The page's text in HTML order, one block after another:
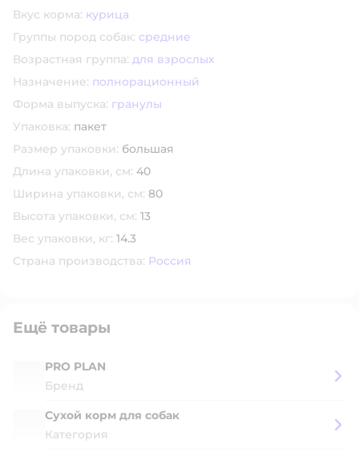
Вкус корма: курица
Группы пород собак: средние
Возрастная группа: для взрослых
Назначение: полнорационный
Форма выпуска: гранулы
Упаковка: пакет
Размер упаковки: большая
Длина упаковки, см: 40
Ширина упаковки, см: 80
Высота упаковки, см: 13
Вес упаковки, кг: 14.3
Страна производства: Россия
Ещё товары
PRO PLAN
Бренд
Сухой корм для собак
Категория